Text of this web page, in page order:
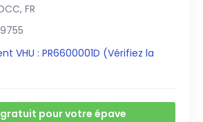
FR
VHU : PR6600001D (Vérifiez la
gratuit pour votre épave